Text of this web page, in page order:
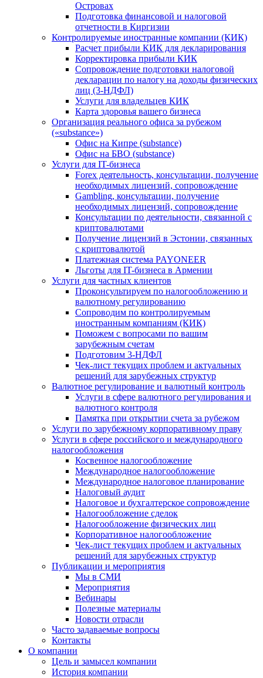
Островах
Подготовка финансовой и налоговой
отчетности в Киргизии
Контролируемые иностранные компании (КИК)
Расчет прибыли КИК для декларирования
Корректировка прибыли КИК
Сопровождение подготовки налоговой
декларации по налогу на доходы физических
лиц (3-НДФЛ)
Услуги для владельцев КИК
Карта здоровья вашего бизнеса
Организация реального офиса за рубежом
(«substance»)
Офис на Кипре (substance)
Офис на БВО (substance)
Услуги для IT-бизнеса
Forex деятельность, консультации, получение
необходимых лицензий, сопровождение
Gambling, консультации, получение
необходимых лицензий, сопровождение
Консультации по деятельности, связанной с
криптовалютами
Получение лицензий в Эстонии, связанных
с криптовалютой
Платежная система PAYONEER
Льготы для IT-бизнеса в Армении
Услуги для частных клиентов
Проконсультируем по налогообложению и
валютному регулированию
Сопроводим по контролируемым
иностранным компаниям (КИК)
Поможем с вопросами по вашим
зарубежным счетам
Подготовим 3-НДФЛ
Чек-лист текущих проблем и актуальных
решений для зарубежных структур
Валютное регулирование и валютный контроль
Услуги в сфере валютного регулирования и
валютного контроля
Памятка при открытии счета за рубежом
Услуги по зарубежному корпоративному праву
Услуги в сфере российского и международного
налогообложения
Косвенное налогообложение
Международное налогообложение
Международное налоговое планирование
Налоговый аудит
Налоговое и бухгалтерское сопровождение
Налогообложение сделок
Налогообложение физических лиц
Корпоративное налогообложение
Чек-лист текущих проблем и актуальных
решений для зарубежных структур
Публикации и мероприятия
Мы в СМИ
Мероприятия
Вебинары
Полезные материалы
Новости отрасли
Часто задаваемые вопросы
Контакты
О компании
Цель и замысел компании
История компании